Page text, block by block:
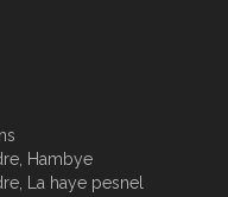
Hambye
La haye pesnel